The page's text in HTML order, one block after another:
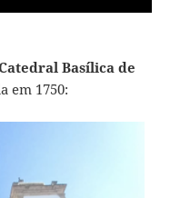
Basílica de
em 1750: